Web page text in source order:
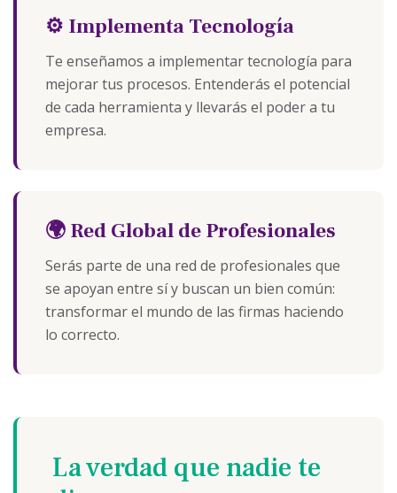
⚙️ Implementa Tecnología
Te enseñamos a implementar tecnología para
mejorar tus procesos. Entenderás el potencial
de cada herramienta y llevarás el poder a tu
empresa.
🌍 Red Global de Profesionales
Serás parte de una red de profesionales que
se apoyan entre sí y buscan un bien común:
transformar el mundo de las firmas haciendo
lo correcto.
La verdad que nadie te